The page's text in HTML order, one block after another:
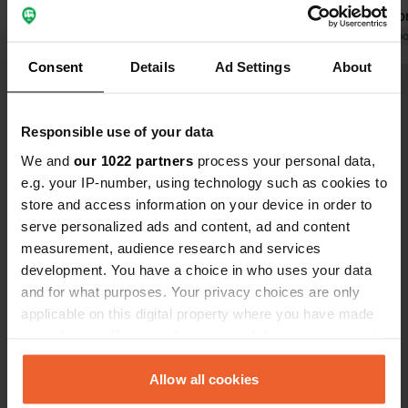
Consent Details Ad Settings About
Responsible use of your data
We and our 1022 partners process your personal data,
e.g. your IP-number, using technology such as cookies to
store and access information on your device in order to
serve personalized ads and content, ad and content
measurement, audience research and services
development. You have a choice in who uses your data
and for what purposes. Your privacy choices are only
applicable on this digital property where you have made
any time from the Cookie Declaration or by clicking on
the Privacy trigger icon.Allow all cookies
service
ailleurs.
calme, le
abordable
Traduit par
Contact
Am Anger 1X
93133, Burglengenfeld, Allemagne